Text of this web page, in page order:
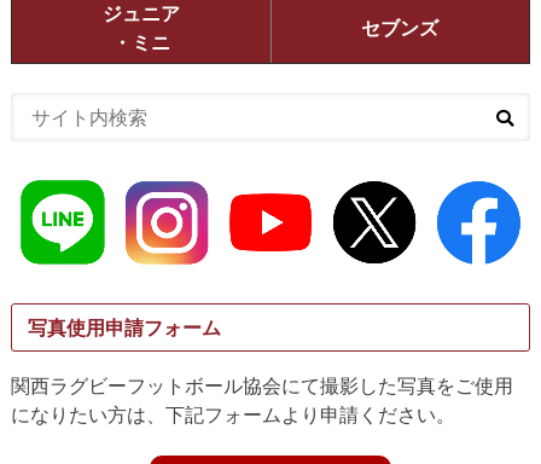
ジュニア
・ミニ
セブンズ
写真使用申請フォーム
関西ラグビーフットボール協会にて撮影した写真をご使用
になりたい方は、下記フォームより申請ください。